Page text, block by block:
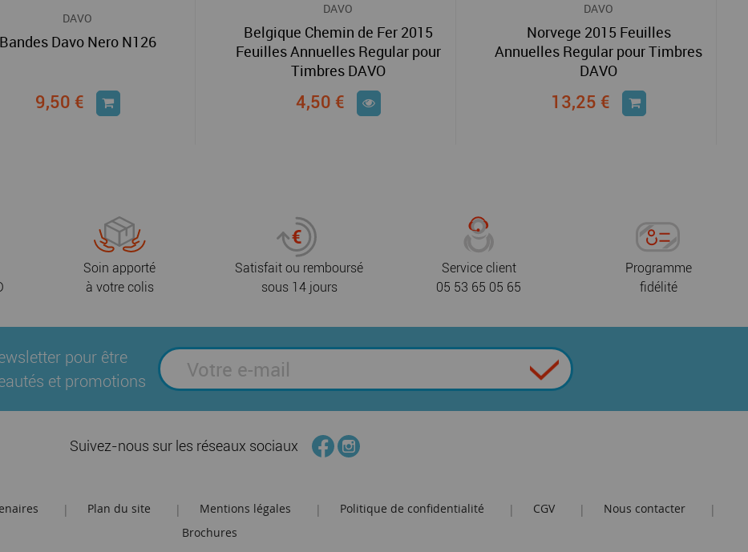
DAVO
Bandes Davo Nero N126
9,50 €
DAVO
Belgique Chemin de Fer 2015
Feuilles Annuelles Regular pour
Timbres DAVO
4,50 €
DAVO
Norvege 2015 Feuilles
Annuelles Regular pour Timbres
DAVO
13,25 €
Soin apporté
à votre colis
Satisfait ou remboursé
sous 14 jours
Service client
05 53 65 05 65
Programme
fidélité
pour être
et promotions
Suivez-nous sur les réseaux sociaux
| Plan du site | Mentions légales | Politique de confidentialité | CGV | Nous contacter
|
Brochures